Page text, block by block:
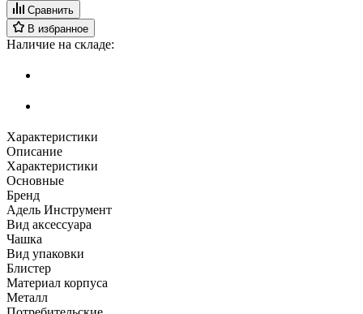
Сравнить
В избранное
Наличие на складе:
Характеристики
Описание
Характеристики
Основные
Бренд
Адель Инструмент
Вид аксессуара
Чашка
Вид упаковки
Блистер
Материал корпуса
Металл